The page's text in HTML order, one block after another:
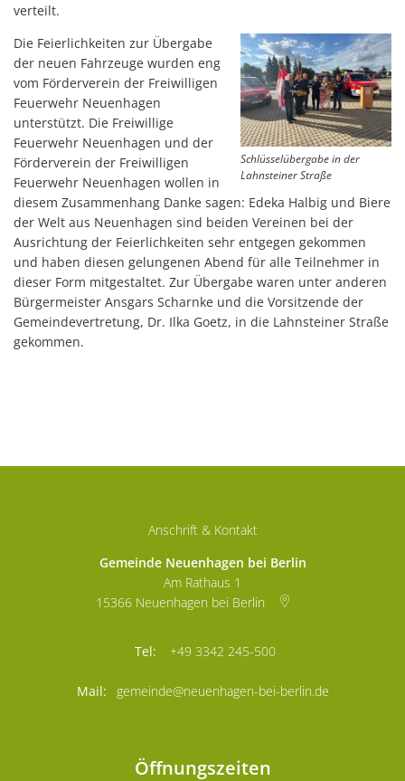
verteilt.
Schlüsselübergabe in der
Lahnsteiner Straße
Die Feierlichkeiten zur Übergabe
der neuen Fahrzeuge wurden eng
vom Förderverein der Freiwilligen
Feuerwehr Neuenhagen
unterstützt. Die Freiwillige
Feuerwehr Neuenhagen und der
Förderverein der Freiwilligen
Feuerwehr Neuenhagen wollen in
diesem Zusammenhang Danke sagen: Edeka Halbig und Biere
der Welt aus Neuenhagen sind beiden Vereinen bei der
Ausrichtung der Feierlichkeiten sehr entgegen gekommen
und haben diesen gelungenen Abend für alle Teilnehmer in
dieser Form mitgestaltet. Zur Übergabe waren unter anderen
Bürgermeister Ansgars Scharnke und die Vorsitzende der
Gemeindevertretung, Dr. Ilka Goetz, in die Lahnsteiner Straße
gekommen.
Anschrift & Kontakt
Gemeinde Neuenhagen bei Berlin
Am Rathaus 1
15366 Neuenhagen bei Berlin
+49 3342 245-500
gemeinde@neuenhagen-bei-berlin.de
Öffnungszeiten